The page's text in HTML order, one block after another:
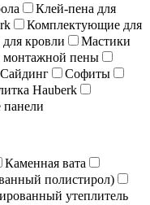
Клей-пена для
Комплектующие для
кровли
Мастики
монтажной пены
Сайдинг
Софиты
Hauberk
Каменная вата
полистирол)
утеплитель